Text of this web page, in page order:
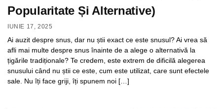
Popularitate Și Alternative)
IUNIE 17, 2025
Ai auzit despre snus, dar nu știi exact ce este snusul? Ai vrea să
afli mai multe despre snus înainte de a alege o alternativă la
țigările tradiționale? Te credem, este extrem de dificilă alegerea
snusului când nu știi ce este, cum este utilizat, care sunt efectele
sale. Nu îți face griji, îți spunem noi […]